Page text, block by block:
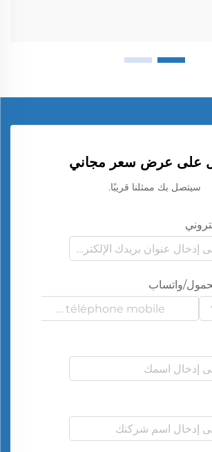
على عرض سعر مجاني
سيتصل بك ممثلنا قريبًا.
واتساب